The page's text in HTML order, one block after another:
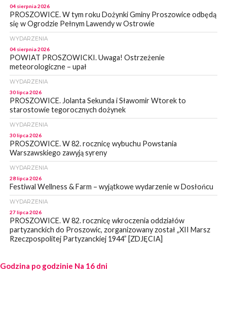
04 sierpnia 2026
PROSZOWICE. W tym roku Dożynki Gminy Proszowice odbędą
się w Ogrodzie Pełnym Lawendy w Ostrowie
WYDARZENIA
04 sierpnia 2026
POWIAT PROSZOWICKI. Uwaga! Ostrzeżenie
meteorologiczne – upał
WYDARZENIA
30 lipca 2026
PROSZOWICE. Jolanta Sekunda i Sławomir Wtorek to
starostowie tegorocznych dożynek
WYDARZENIA
30 lipca 2026
PROSZOWICE. W 82. rocznicę wybuchu Powstania
Warszawskiego zawyją syreny
WYDARZENIA
28 lipca 2026
Festiwal Wellness & Farm – wyjątkowe wydarzenie w Dosłońcu
WYDARZENIA
27 lipca 2026
PROSZOWICE. W 82. rocznicę wkroczenia oddziałów
partyzanckich do Proszowic, zorganizowany został „XII Marsz
Rzeczpospolitej Partyzanckiej 1944” [ZDJĘCIA]
27 lipca 2026
PROSZOWICE. Po burzy uszkodzone słupy enegeryczne.
Godzina po godzinie Na 16 dni